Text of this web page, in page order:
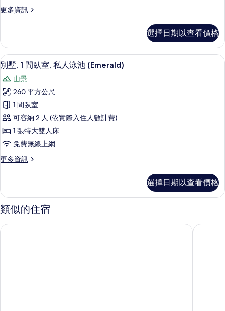
私
泳
池
(Emerald)
的
所
有
相
片
更多資訊
更
2
間
臥
室,
私
人
泳
池
(Emerald)
的
詳
情
選擇日期以查看價格
顯
示
別
墅,
間
臥
室,
私
泳
池
(Emerald)
的
別墅, 1 間臥室, 私人泳池 (Emerald) | 私
13
別墅, 1 間臥室, 私人泳池 (Emerald)
山景
260 平方公尺
1 間臥室
可容納 2 人 (依實際入住人數計費)
1 張特大雙人床
免費無線上網
更多資訊
更
1
間
臥
私
選擇日期以查看價格
類似的住宿
烏布瑪雅度假村及水療中心 烏布維